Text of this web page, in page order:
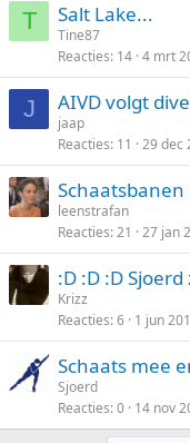
T Salt Lake...
Tine87
Reacties 14 4 mrt
J AIVD volgt
jaap
Reacties 11 29 dec
Schaatsbanen
leenstrafan
Reacties 21 27 jan
:D :D :D
Krizz
Reacties 6 1 jun
Schaats mee
Sjoerd
Reacties 0 14 nov